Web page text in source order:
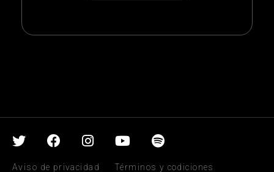
Aviso de privacidad Términos y codiciones